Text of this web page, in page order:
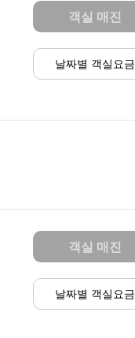
객실 매진
날짜별 객실요금
객실 매진
날짜별 객실요금